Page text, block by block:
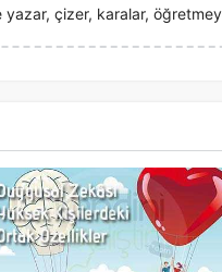
çizer, karalar,